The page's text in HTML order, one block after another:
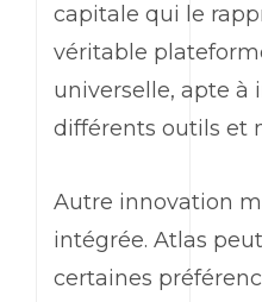
capitale qui le
véritable
universelle, apte à
différents outils et
Autre innovation
intégrée. Atlas
certaines